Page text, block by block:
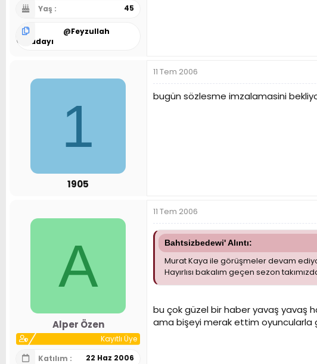
Yaş 45
@Feyzullah
Karadayı
1
1905
11 Tem 2006
bugün sözlesme imzalamasini
A
Alper Özen
Kayıtlı Üye
Katılım
22 Haz 2006
11 Tem 2006
Bahtsizbedewi' Alıntı:
Murat Kaya ile görüşmeler devam
Hayırlısı bakalım geçen sezon
bu çok güzel bir haber yavaş yavaş
ama bişeyi merak ettim oyuncularla